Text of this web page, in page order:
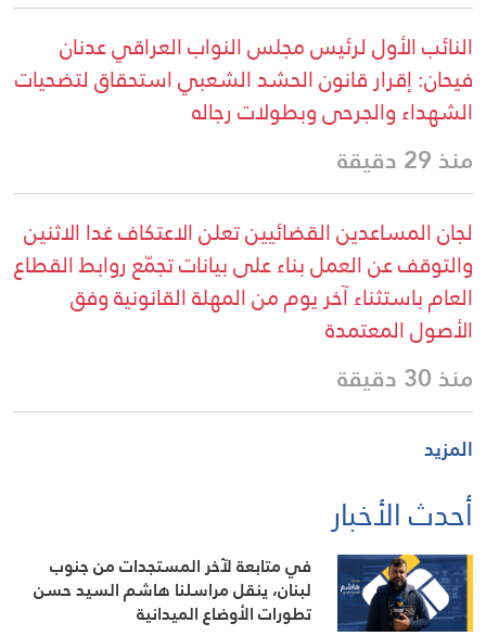
النائب الأول لرئيس مجلس النواب العراقي عدنان
فيحان: إقرار قانون الحشد الشعبي استحقاق لتضحيات
الشهداء والجرحى وبطولات رجاله
منذ 29 دقيقة
لجان المساعدين القضائيين تعلن الاعتكاف غدا الاثنين
والتوقف عن العمل بناء على بيانات تجمّع روابط القطاع
العام باستثناء آخر يوم من المهلة القانونية وفق
الأصول المعتمدة
منذ 30 دقيقة
المزيد
أحدث الأخبار
في متابعة لآخر المستجدات من جنوب
لبنان، ينقل مراسلنا هاشم السيد حسن
تطورات الأوضاع الميدانية